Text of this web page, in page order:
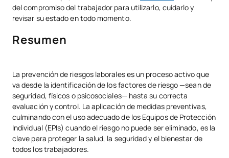
del compromiso del trabajador para utilizarlo, cuidarlo y
revisar su estado en todo momento.
Resumen
La prevención de riesgos laborales es un proceso activo que
va desde la identificación de los factores de riesgo —sean de
seguridad, físicos o psicosociales— hasta su correcta
evaluación y control. La aplicación de medidas preventivas,
culminando con el uso adecuado de los Equipos de Protección
Individual (EPIs) cuando el riesgo no puede ser eliminado, es la
clave para proteger la salud, la seguridad y el bienestar de
todos los trabajadores.